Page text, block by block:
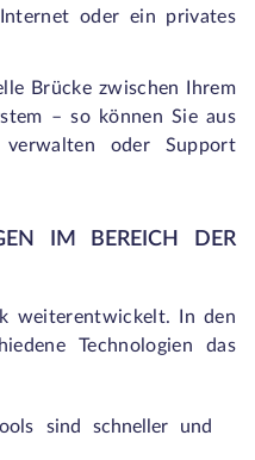
oder ein privates
Brücke zwischen Ihrem
– so können Sie aus
oder Support
IM BEREICH DER
weiterentwickelt. In den
Technologien das
sind schneller und